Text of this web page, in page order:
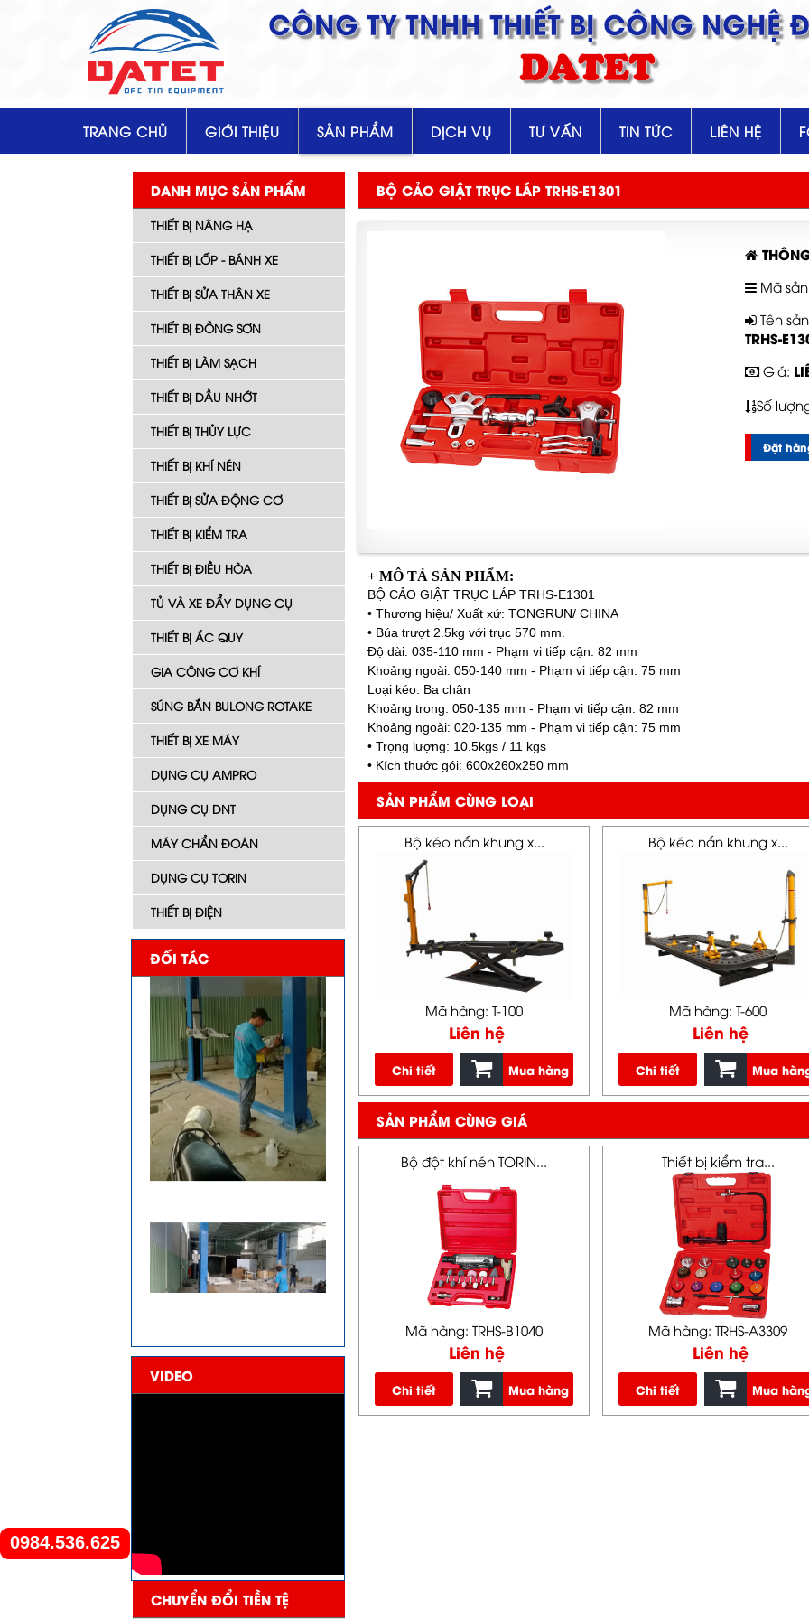
CÔNG TY TNHH THIẾT BỊ CÔNG NGHỆ
DATET
0984.536.625
TRANG CHỦ GIỚI THIỆU SẢN PHẨM DỊCH VỤ TƯ VẤN TIN TỨC LIÊN HỆ
DANH MỤC SẢN PHẨM
THIẾT BỊ NÂNG HẠ
THIẾT BỊ LỐP - BÁNH XE
THIẾT BỊ SỬA THÂN XE
THIẾT BỊ ĐỒNG SƠN
THIẾT BỊ LÀM SẠCH
THIẾT BỊ DẦU NHỚT
THIẾT BỊ THỦY LỰC
THIẾT BỊ KHÍ NÉN
THIẾT BỊ SỬA ĐỘNG CƠ
THIẾT BỊ KIỂM TRA
THIẾT BỊ ĐIỀU HÒA
TỦ VÀ XE ĐẨY DỤNG CỤ
THIẾT BỊ ẮC QUY
GIA CÔNG CƠ KHÍ
SÚNG BẮN BULONG ROTAKE
THIẾT BỊ XE MÁY
DỤNG CỤ AMPRO
DỤNG CỤ DNT
MÁY CHẨN ĐOÁN
DỤNG CỤ TORIN
THIẾT BỊ ĐIỆN
ĐỐI TÁC
VIDEO
CHUYỂN ĐỔI TIỀN TỆ
BỘ CẢO GIẬT TRỤC LÁP TRHS-E1301
Mã
Tên
TRHS-
Giá:
Số
Đặt
+ MÔ TẢ SẢN PHẨM:
BỘ CẢO GIẬT TRỤC LÁP TRHS-E1301
• Thương hiệu/ Xuất xứ: TONGRUN/ CHINA
• Búa trượt 2.5kg với trục 570 mm.
Độ dài: 035-110 mm - Phạm vi tiếp cận: 82 mm
Khoảng ngoài: 050-140 mm - Phạm vi tiếp cận: 75 mm
Loại kéo: Ba chân
Khoảng trong: 050-135 mm - Phạm vi tiếp cận: 82 mm
Khoảng ngoài: 020-135 mm - Phạm vi tiếp cận: 75 mm
• Trọng lượng: 10.5kgs / 11 kgs
• Kích thước gói: 600x260x250 mm
SẢN PHẨM CÙNG LOẠI
Bộ kéo nắn khung x...
Mã hàng: T-100
Liên hệ
Chi tiết Mua hàng
Bộ kéo nắn khung x...
Mã hàng: T-600
Liên hệ
Chi tiết Mua
SẢN PHẨM CÙNG GIÁ
Bộ đột khí nén TORIN...
Mã hàng: TRHS-B1040
Liên hệ
Chi tiết Mua hàng
Thiết bị kiểm tra...
Mã hàng: TRHS-A3309
Liên hệ
Chi tiết Mua